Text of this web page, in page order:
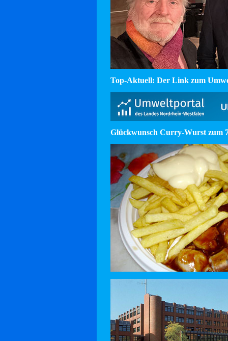
Top-Aktuell: Der Link zum
Glückwunsch Curry-Wurst zum